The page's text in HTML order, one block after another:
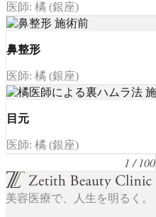
医師: 橘 (銀座)
鼻整形
医師: 橘 (銀座)
目元
医師: 橘 (銀座)
1 / 100
美容医療で、人生を明るく。